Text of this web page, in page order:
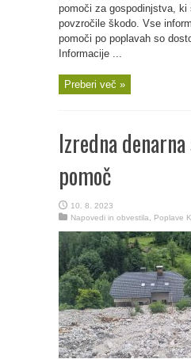
pomoči za gospodinjstva, ki
povzročile škodo. Vse
pomoči po poplavah so
Informacije ...
Preberi več »
Izredna
pomoč
10. 8. 2023
Napovedi in obvestila
Poplave